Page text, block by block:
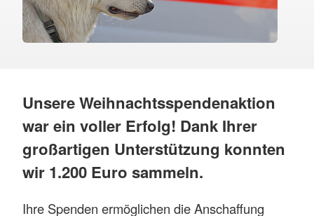
Unsere Weihnachtsspendenaktion
war ein voller Erfolg! Dank Ihrer
großartigen Unterstützung konnten
wir 1.200 Euro sammeln.
Ihre Spenden ermöglichen die Anschaffung